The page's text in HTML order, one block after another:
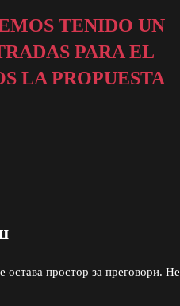
TENIDO UN
PARA EL
LA PROPUESTA
остава простор за преговори.